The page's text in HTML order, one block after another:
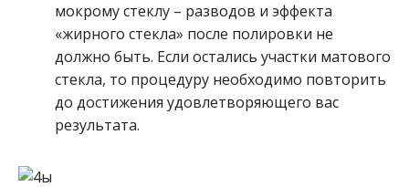
мокрому стеклу – разводов и эффекта
«жирного стекла» после полировки не
должно быть. Если остались участки матового
стекла, то процедуру необходимо повторить
до достижения удовлетворяющего вас
результата.